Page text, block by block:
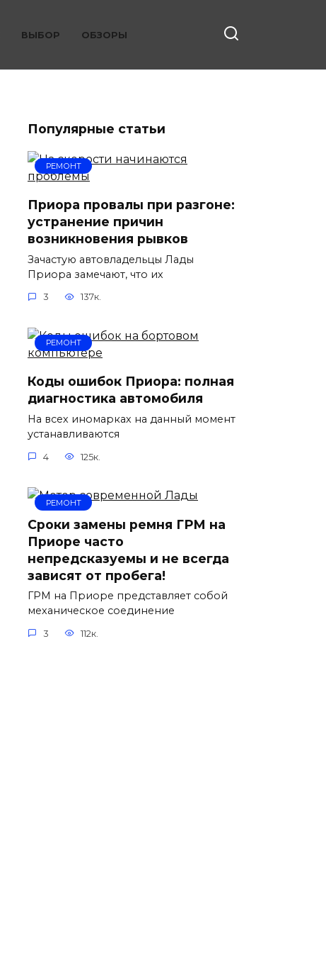
ВЫБОР ОБЗОРЫ
Популярные статьи
РЕМОНТ
Приора провалы при разгоне:
устранение причин
возникновения рывков
Зачастую автовладельцы Лады
Приора замечают, что их
3 137к.
РЕМОНТ
Коды ошибок Приора: полная
диагностика автомобиля
На всех иномарках на данный момент
устанавливаются
4 125к.
РЕМОНТ
Сроки замены ремня ГРМ на
Приоре часто
непредсказуемы и не всегда
зависят от пробега!
ГРМ на Приоре представляет собой
механическое соединение
3 112к.